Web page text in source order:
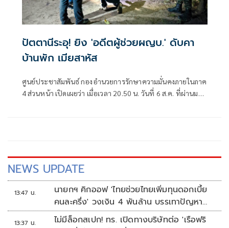
ปัตตานีระอุ! ยิง 'อดีตผู้ช่วยผญบ.' ดับคา
บ้านพัก เมียสาหัส
ศูนย์ประชาสัมพันธ์ กองอำนวยการรักษาความมั่นคงภายในภาค
4 ส่วนหน้า เปิดเผยว่า เมื่อเวลา 20.50 น. วันที่ 6 ส.ค. ที่ผ่านมา
NEWS UPDATE
13:47 น.
นายกฯ คิกออฟ 'ไทยช่วยไทยเพิ่มทุนดอกเบี้ย
คนละครึ่ง' วงเงิน 4 พันล้าน บรรเทาปัญหา
ปากท้อง
13:37 น.
ไม่มีล็อกสเปก! ทร. เปิดทางบริษัทต่อ 'เรือฟริ